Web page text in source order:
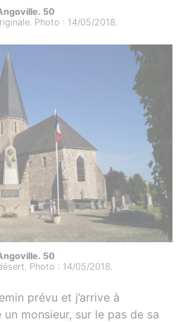
50
Photo : 14/05/2018.
50
Photo : 14/05/2018.
prévu et j’arrive à
monsieur, sur le pas de sa